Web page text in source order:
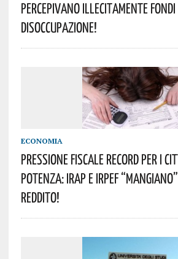
PERCEPIVANO ILLECITAMENTE
DISOCCUPAZIONE!
ECONOMIA
PRESSIONE FISCALE RECORD PER I
POTENZA: IRAP E IRPEF
REDDITO!